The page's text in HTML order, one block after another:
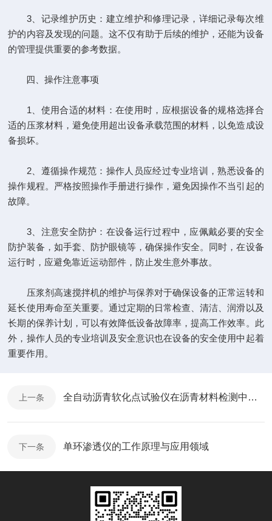
3、记录维护历史：建立维护和修理记录，详细记录每次维
护的内容及发现的问题。这不仅有助于后续的维护，还能为设备
的管理提供重要的参考数据。
四、操作注意事项
1、使用合适的材料：在使用时，应根据设备的规格选择合
适的压浆材料，避免使用超出设备承载范围的材料，以免造成设
备损坏。
2、遵循操作规范：操作人员应经过专业培训，熟悉设备的
操作规程。严格按照操作手册进行操作，避免因操作不当引起的
故障。
3、注意安全防护：在设备运行过程中，应佩戴必要的安全
防护装备，如手套、防护眼镜等，确保操作安全。同时，在设备
运行时，应避免靠近运动部件，防止发生意外事故。
压浆剂高速搅拌机的维护与保养对于确保设备的正常运转和
延长使用寿命至关重要。通过定期的日常检查、清洁、润滑以及
长期的保养计划，可以有效降低设备故障率，提高工作效率。此
外，操作人员的专业培训及安全意识也在设备的安全使用中起着
重要作用。
上一条 全自动沥青软化点试验仪在沥青材料检测中的应用
下一条 单环渗透仪的工作原理与应用领域